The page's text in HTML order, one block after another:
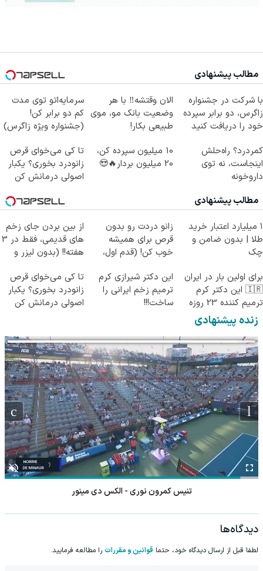
مطالب پیشنهادی
با شرکت در جشنواره
زاگرس، دو برابر سپرده
خود را دریافت کنید
الان وقتشه‼️ با هر
وضعیت بانک مو، موی
طبیعی بکار!
سرمایه‌اتو توی مدت
کم دو برابر کن!
(جشنواره ویژه زاگرس)
کمردرد؟ راه‌حلش
اینجاست، نه توی
داروخونه
10 میلیون سپرده کن،
20 میلیون بردار🔥😍
تا کی می‌خوای قرص
زانودرد بخوری؟ یکبار
اصولی درمانش کن
مطالب پیشنهادی
۱ میلیارد اعتبار خرید
طلا | بدون ضامن و
چک
زانو دردت رو بدون
قرص برای همیشه
خوب کن! (قدم اول،
از بین بردن جای زخم
های قدیمی، فقط در 3
هفته!! (بدون لیزر و
برای اولین بار در ایران
🇮🇷 این دکتر کرم
ترمیم کننده 23 روزه
ساخت!
این دکتر شیرازی کرم
ترمیم زخم ایرانی را
ساخت!!!
تا کی می‌خوای قرص
زانودرد بخوری؟ یکبار
اصولی درمانش کن
زنده پیشنهادی
تنیس کمرون نوری - الکس دی مینور
دیدگاه‌ها
لطفا قبل از ارسال دیدگاه خود، حتما قوانین و مقررات را مطالعه فرمایید.